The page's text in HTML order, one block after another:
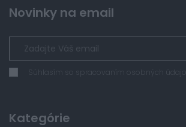
Novinky na email
Súhlasím so spracovaním osobných údajov
Kategórie